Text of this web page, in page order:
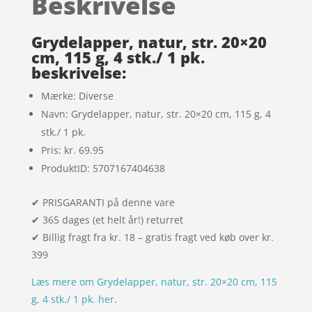
på
mmelser
Grydelapper, natur, str. 20×20
cm, 115 g, 4 stk./ 1 pk.
beskrivelse:
Mærke: Diverse
Navn: Grydelapper, natur, str. 20×20 cm, 115 g, 4
stk./ 1 pk.
Pris: kr. 69.95
ProduktID: 5707167404638
✔ PRISGARANTI på denne vare
✔ 365 dages (et helt år!) returret
✔ Billig fragt fra kr. 18 – gratis fragt ved køb over kr.
399
Læs mere om Grydelapper, natur, str. 20×20 cm, 115
g, 4 stk./ 1 pk. her.